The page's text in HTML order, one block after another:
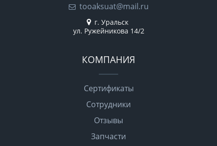
tooaksuat@mail.ru
г. Уральск
ул. Ружейникова 14/2
КОМПАНИЯ
Сертификаты
Сотрудники
Отзывы
Запчасти